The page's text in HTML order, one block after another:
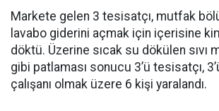
Markete gelen 3 tesisatçı, mutfak
lavabo giderini açmak için içerisine
döktü. Üzerine sıcak su dökülen sıvı
gibi patlaması sonucu 3’ü tesisatçı,
çalışanı olmak üzere 6 kişi yaralandı.